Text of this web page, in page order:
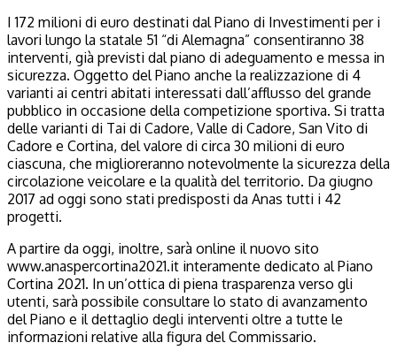
I 172 milioni di euro destinati dal Piano di Investimenti per i
lavori lungo la statale 51 “di Alemagna” consentiranno 38
interventi, già previsti dal piano di adeguamento e messa in
sicurezza. Oggetto del Piano anche la realizzazione di 4
varianti ai centri abitati interessati dall’afflusso del grande
pubblico in occasione della competizione sportiva. Si tratta
delle varianti di Tai di Cadore, Valle di Cadore, San Vito di
Cadore e Cortina, del valore di circa 30 milioni di euro
ciascuna, che miglioreranno notevolmente la sicurezza della
circolazione veicolare e la qualità del territorio. Da giugno
2017 ad oggi sono stati predisposti da Anas tutti i 42
progetti.
A partire da oggi, inoltre, sarà online il nuovo sito
www.anaspercortina2021.it interamente dedicato al Piano
Cortina 2021. In un’ottica di piena trasparenza verso gli
utenti, sarà possibile consultare lo stato di avanzamento
del Piano e il dettaglio degli interventi oltre a tutte le
informazioni relative alla figura del Commissario.